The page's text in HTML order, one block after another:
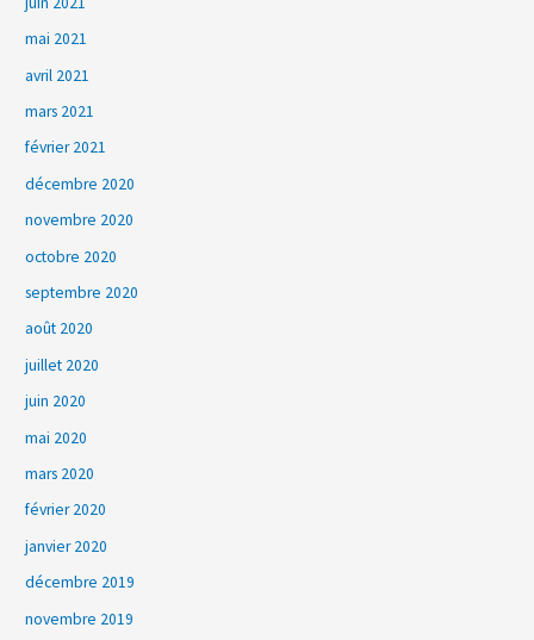
mai 2021
avril 2021
mars 2021
février 2021
décembre 2020
novembre 2020
octobre 2020
septembre 2020
août 2020
juillet 2020
juin 2020
mai 2020
mars 2020
février 2020
janvier 2020
décembre 2019
novembre 2019